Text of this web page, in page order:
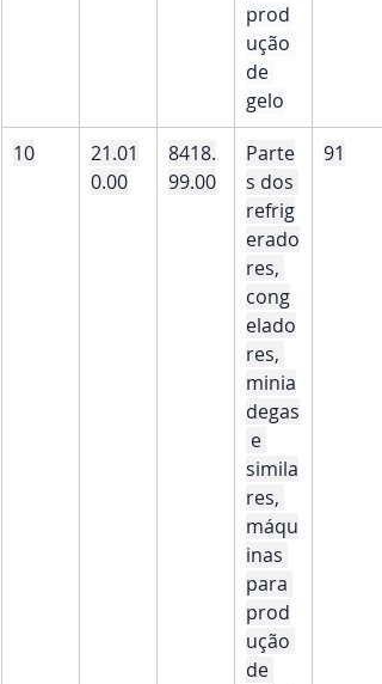
prod
ução
de
gelo
10
21.01
0.00
8418.
99.00
Parte
s dos
refrig
erado
res,
cong
elado
res,
minia
degas
e
simila
res,
máqu
inas
para
prod
ução
de
91